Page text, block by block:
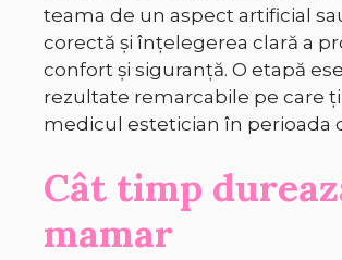
teama de un aspect artificial
corectă și înțelegerea clară a
confort și siguranță. O etapă
rezultate remarcabile pe care
medicul estetician în perioada
Cât timp
mamar